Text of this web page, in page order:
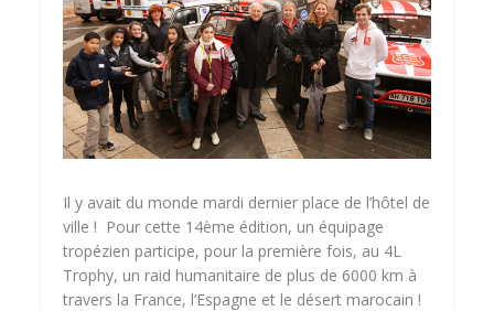
Il y avait du monde mardi dernier place de l’hôtel de
ville ! Pour cette 14ème édition, un équipage
tropézien participe, pour la première fois, au 4L
Trophy, un raid humanitaire de plus de 6000 km à
travers la France, l’Espagne et le désert marocain !